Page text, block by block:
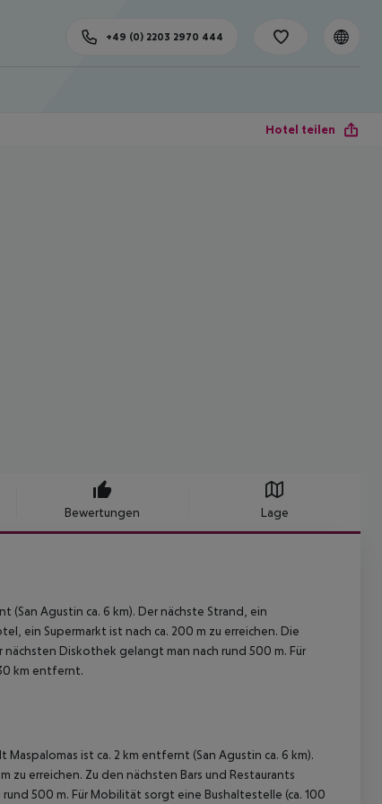
+49 (0) 2203 2970 444
Hotel teilen
Bewertungen Lage
(San Agustin ca. 6 km). Der nächste Strand, ein
ein Supermarkt ist nach ca. 200 m zu erreichen. Die
Diskothek gelangt man nach rund 500 m. Für
km entfernt.
ist ca. 2 km entfernt (San Agustin ca. 6 km).
zu erreichen. Zu den nächsten Bars und Restaurants
500 m. Für Mobilität sorgt eine Bushaltestelle (ca. 100